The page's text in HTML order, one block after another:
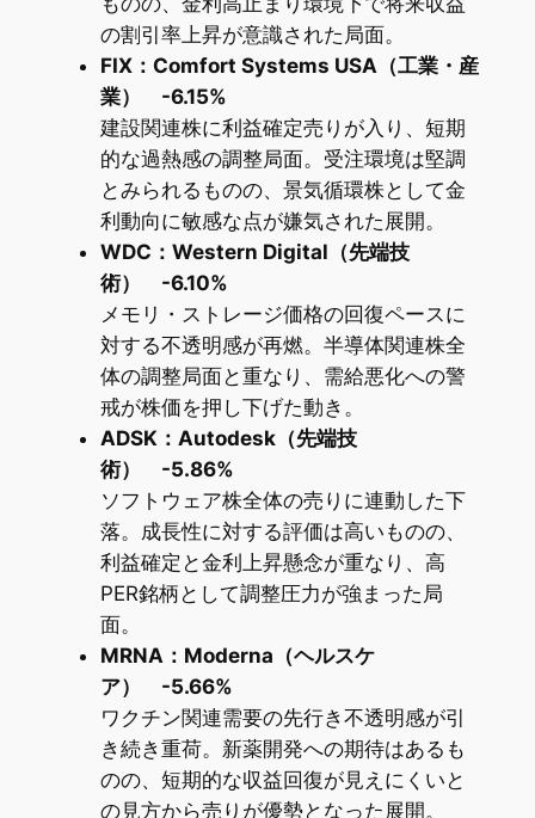
の割引率上昇が意識された局面。
FIX：Comfort Systems USA（工業・産
業） -6.15%
建設関連株に利益確定売りが入り、短期
的な過熱感の調整局面。受注環境は堅調
とみられるものの、景気循環株として金
利動向に敏感な点が嫌気された展開。
WDC：Western Digital（先端技
術） -6.10%
メモリ・ストレージ価格の回復ペースに
対する不透明感が再燃。半導体関連株全
体の調整局面と重なり、需給悪化への警
戒が株価を押し下げた動き。
ADSK：Autodesk（先端技
術） -5.86%
ソフトウェア株全体の売りに連動した下
落。成長性に対する評価は高いものの、
利益確定と金利上昇懸念が重なり、高
PER銘柄として調整圧力が強まった局
面。
MRNA：Moderna（ヘルスケ
ア） -5.66%
ワクチン関連需要の先行き不透明感が引
き続き重荷。新薬開発への期待はあるも
のの、短期的な収益回復が見えにくいと
の見方から売りが優勢となった展開。